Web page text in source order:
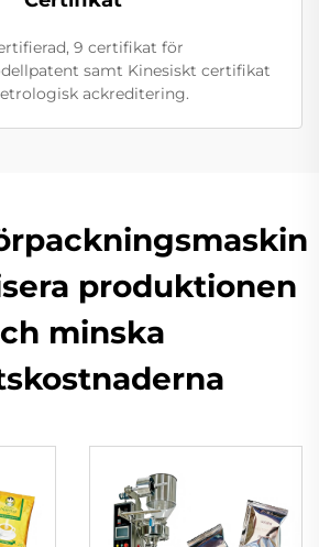
9 certifikat för
samt Kinesiskt certifikat
ackreditering.
produktionen
minska